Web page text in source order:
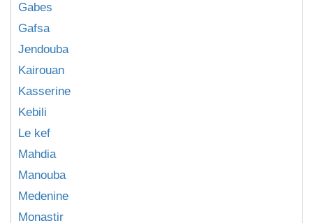
Gabes
Gafsa
Jendouba
Kairouan
Kasserine
Kebili
Le kef
Mahdia
Manouba
Medenine
Monastir